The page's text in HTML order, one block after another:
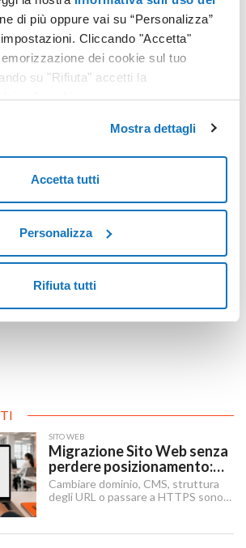
di più oppure vai su “Personalizza”
Cliccando "Accetta"
dei cookie sul tuo
su "Rifiuta" accetti la
soli cookie necessari.
Mostra dettagli
Accetta tutti
Personalizza
Rifiuta tutti
HOSTING
in perdite economiche, danni reputazionali
Leggi tutto
SITO WEB
Migrazione Sito Web senza
perdere posizionamento:
Redirect 301, URL e
Checklist SEO
Cambiare dominio, CMS, struttura
degli URL o passare a HTTPS sono i
ricerca.